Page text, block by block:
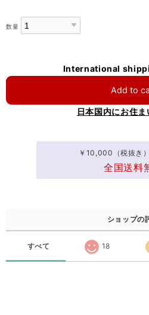
数量
International
Add to
日本国内にお住
￥10,000（税抜き
全国送料
ショップの
すべて 18